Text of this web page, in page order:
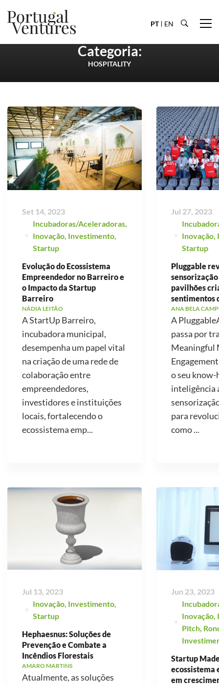
PT EN
Categoria:
HOSPITALITY
Set 14, 2023
Incubadoras/Aceleradoras
Inovação Investimento
Startup
Evolução do Ecossistema
Empreendedor no Barreiro e
o Impacto da Startup
Barreiro
NÁDIA LEITÃO
A StartUp Barreiro,
incubadora municipal,
desempenha um papel vital
na criação de uma rede de
colaboração entre
empreendedores,
investidores e instituições
locais, fortalecendo o
ecossistema emp...
Jul 27, 2023
Inovação
Startup
Pluggable
pavilhões
sentimentos
ANA BELA
A
passa por
Meaningful
o seu know-
inteligência
para
como ...
Jul 13, 2023
Inovação, Investimento,
Startup
Hephaesnus: Soluções de
Prevenção e Combate a
Incêndios Florestais
AMARO MARTINS
Atualmente, as soluções
Jun 23, 2023
Inovação,
Pitch,
Startup
ecossistema
em